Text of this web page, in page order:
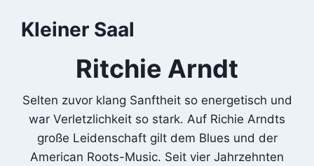
Kleiner Saal
Ritchie Arndt
Selten zuvor klang Sanftheit so energetisch und
war Verletzlichkeit so stark. Auf Richie Arndts
große Leidenschaft gilt dem Blues und der
American Roots-Music. Seit vier Jahrzehnten